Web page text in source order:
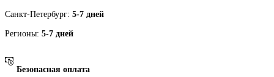
Санкт-Петербург: 5-7 дней
Регионы: 5-7 дней
Безопасная оплата